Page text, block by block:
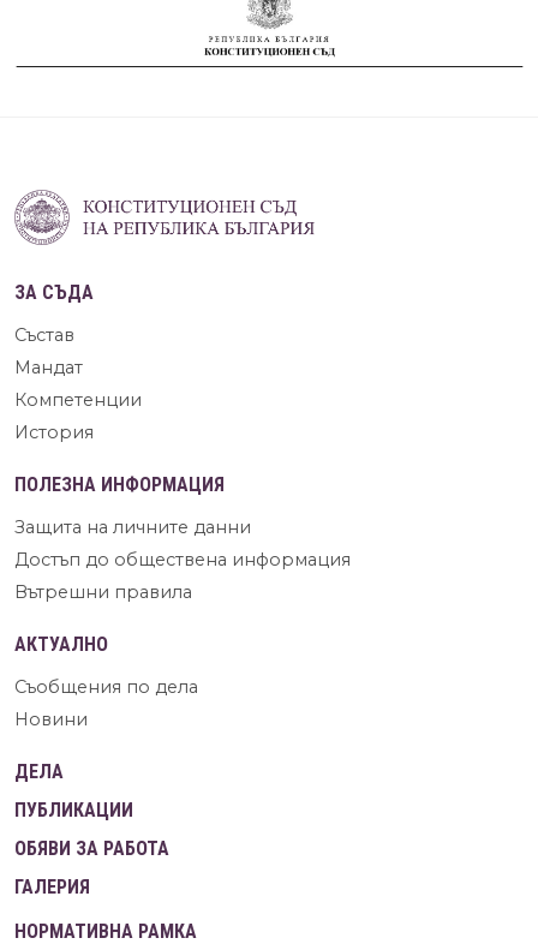
ЗА СЪДА
Състав
Мандат
Компетенции
История
ПОЛЕЗНА ИНФОРМАЦИЯ
Защита на личните данни
Достъп до обществена информация
Вътрешни правила
АКТУАЛНО
Съобщения по дела
Новини
ДЕЛА
ПУБЛИКАЦИИ
ОБЯВИ ЗА РАБОТА
ГАЛЕРИЯ
НОРМАТИВНА РАМКА